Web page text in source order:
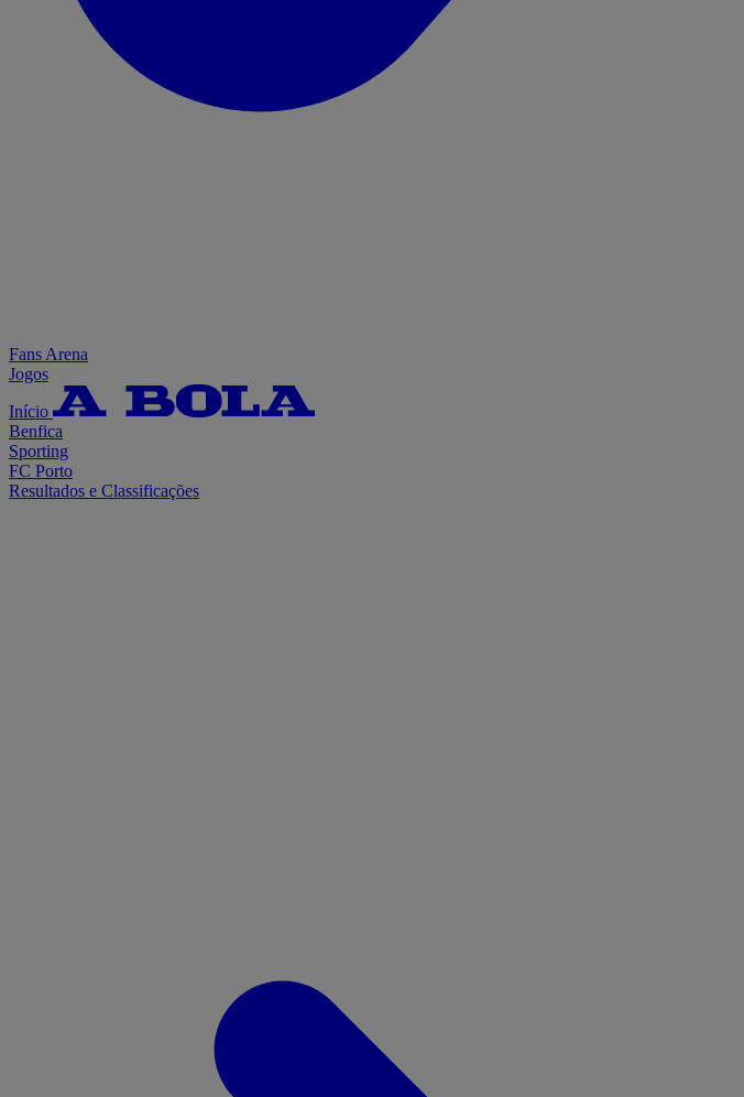
Fans Arena
Jogos
Início
Benfica
Sporting
FC Porto
Resultados e Classificações